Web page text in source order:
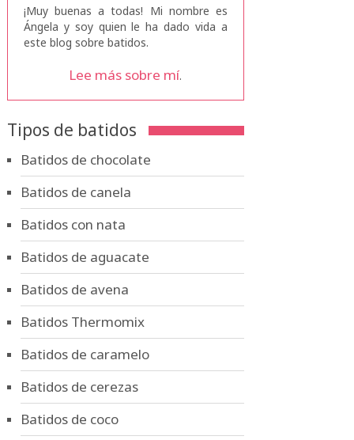
¡Muy buenas a todas! Mi nombre es
Ángela y soy quien le ha dado vida a
este blog sobre batidos.
Lee más sobre mí.
Tipos de batidos
Batidos de chocolate
Batidos de canela
Batidos con nata
Batidos de aguacate
Batidos de avena
Batidos Thermomix
Batidos de caramelo
Batidos de cerezas
Batidos de coco